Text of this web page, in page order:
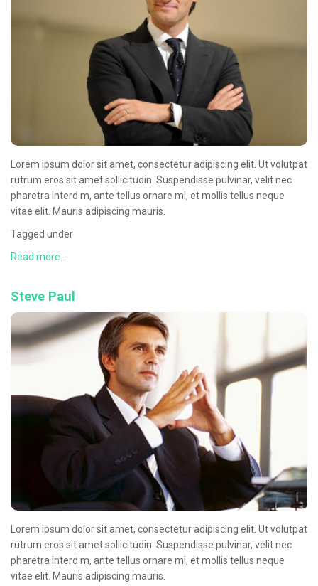
Lorem ipsum dolor sit amet, consectetur adipiscing elit. Ut volutpat
rutrum eros sit amet sollicitudin. Suspendisse pulvinar, velit nec
pharetra interd m, ante tellus ornare mi, et mollis tellus neque
vitae elit. Mauris adipiscing mauris.
Tagged under
Read more...
Steve Paul
Lorem ipsum dolor sit amet, consectetur adipiscing elit. Ut volutpat
rutrum eros sit amet sollicitudin. Suspendisse pulvinar, velit nec
pharetra interd m, ante tellus ornare mi, et mollis tellus neque
vitae elit. Mauris adipiscing mauris.
Formulaires et fiches techniques
Consultations
Nouvelles techniques à AMC
Activités et agenda scientifiques
Galerie
CONTACT